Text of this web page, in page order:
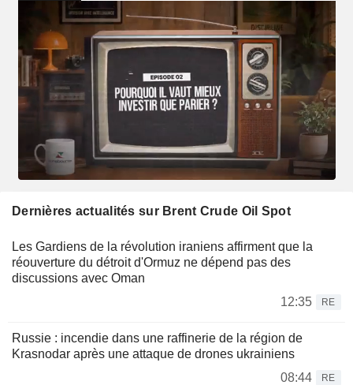
Dernières actualités sur Brent Crude Oil Spot
Les Gardiens de la révolution iraniens affirment que la
réouverture du détroit d'Ormuz ne dépend pas des
discussions avec Oman
12:35
RE
Russie : incendie dans une raffinerie de la région de
Krasnodar après une attaque de drones ukrainiens
08:44
RE